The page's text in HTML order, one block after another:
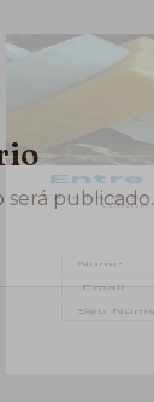
será publicado.